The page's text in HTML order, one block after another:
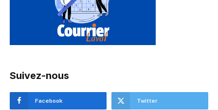
Suivez-nous
Facebook Twitter